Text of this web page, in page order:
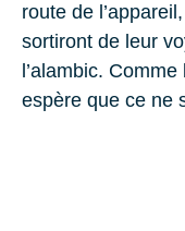
route de
sortiront de leur
l’alambic.
espère que ce ne